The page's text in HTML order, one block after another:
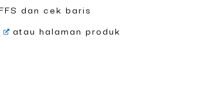
dan cek baris
atau halaman produk